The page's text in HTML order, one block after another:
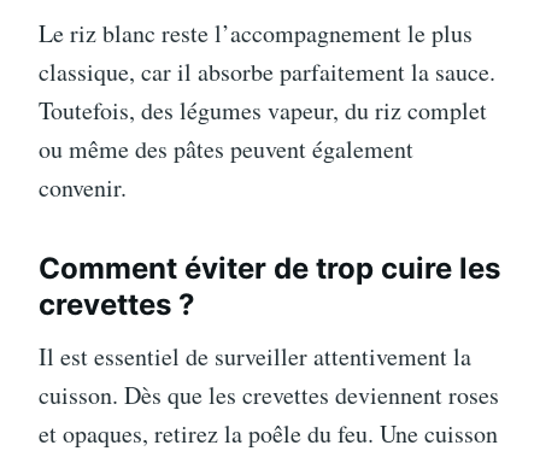
Le riz blanc reste l’accompagnement le plus
classique, car il absorbe parfaitement la sauce.
Toutefois, des légumes vapeur, du riz complet
ou même des pâtes peuvent également
convenir.
Comment éviter de trop cuire les
crevettes ?
Il est essentiel de surveiller attentivement la
cuisson. Dès que les crevettes deviennent roses
et opaques, retirez la poêle du feu. Une cuisson